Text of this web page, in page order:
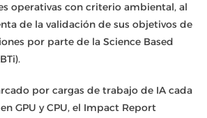
operativas con criterio ambiental, al
de la validación de sus objetivos de
por parte de la Science Based
por cargas de trabajo de IA cada
GPU y CPU, el Impact Report